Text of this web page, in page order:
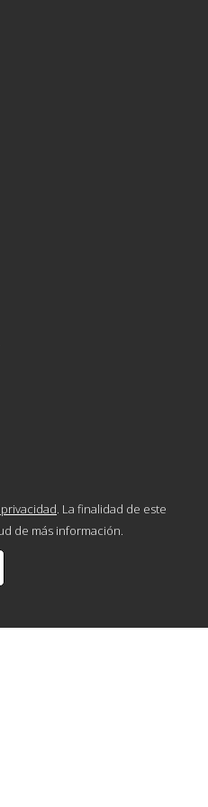
. La finalidad de este
de más información.